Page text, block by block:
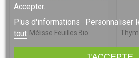
Mélisse Feuilles Bio
Accepter.
Plus d'informations
Personnaliser
tout